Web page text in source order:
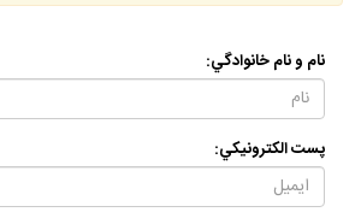
نام و نام خانوادگي:
پست الكترونيكي: